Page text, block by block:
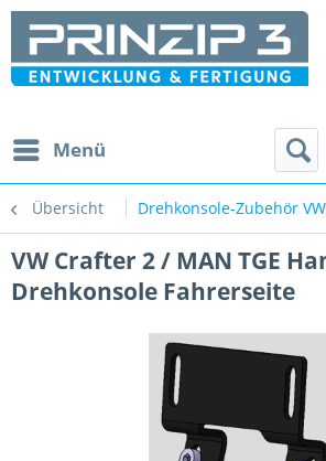
Menü
Übersicht Drehkonsole-Zubehör
VW Crafter 2 / MAN TGE
Drehkonsole Fahrerseite